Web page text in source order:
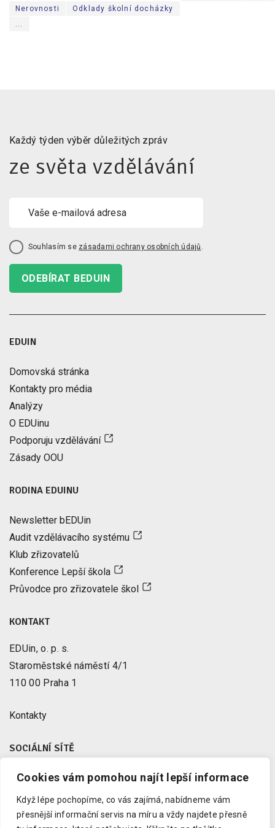
Cookies vám pomohou najít lepší informace
Když lépe pochopíme, co vás zajímá, nabídneme vám
přesnější informační servis na míru a vždy najdete přesně
Nerovnosti
Odklady školní docházky
Každý týden výběr důležitých zpráv
ze světa vzdělávání
Souhlasím se zásadami ochrany osobních údajů
ODEBÍRAT BEDUIN
EDUIN
Domovská stránka
Kontakty pro média
Analýzy
O EDUinu
Podporuju vzdělávání
Zásady OOU
RODINA EDUINU
Newsletter bEDUin
Audit vzdělávacího systému
Klub zřizovatelů
Konference Lepší škola
Průvodce pro zřizovatele škol
KONTAKT
EDUin, o. p. s.
Staroměstské náměstí 4/1
110 00 Praha 1
Kontakty
SOCIÁLNÍ SÍTĚ
Facebook
Instagram